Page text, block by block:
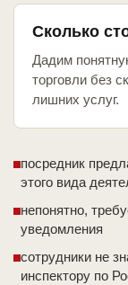
Сколько
Дадим
торговли без
лишних услуг.
посредник
этого вида
непонятно,
уведомления
сотрудники не
инспектору по